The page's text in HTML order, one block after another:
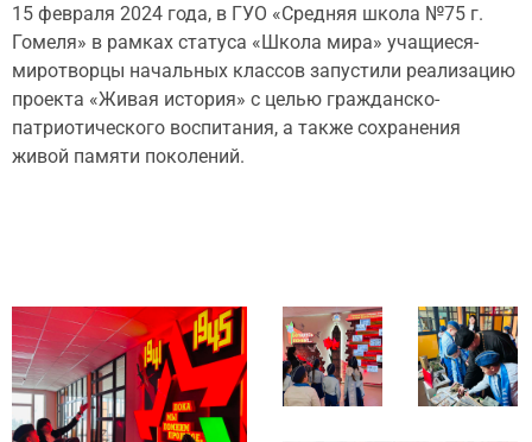
15 февраля 2024 года, в ГУО «Средняя школа №75 г.
Гомеля» в рамках статуса «Школа мира» учащиеся-
миротворцы начальных классов запустили реализацию
проекта «Живая история» с целью гражданско-
патриотического воспитания, а также сохранения
живой памяти поколений.